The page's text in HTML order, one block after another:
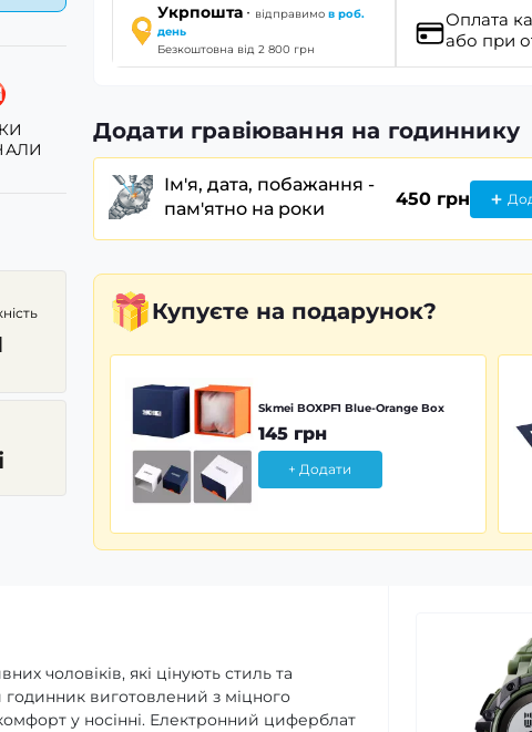
Укрпошта · відправимов роб.
день
Безкоштовна від 2 800 грн
Оплата
або при
Додати гравіювання на годиннику
Ім'я, дата, побажання -
пам'ятно на роки
450 грн
Купуєте на подарунок?
Skmei BOXPF1 Blue-Orange Box
145 грн
+ Додати
чоловіків, які цінують стиль та
виготовлений з міцного
у носінні. Електронний циферблат